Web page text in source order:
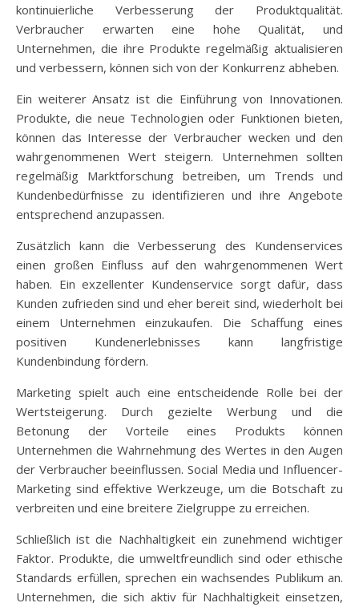
kontinuierliche Verbesserung der Produktqualität.
Verbraucher erwarten eine hohe Qualität, und
Unternehmen, die ihre Produkte regelmäßig aktualisieren
und verbessern, können sich von der Konkurrenz abheben.
Ein weiterer Ansatz ist die Einführung von Innovationen.
Produkte, die neue Technologien oder Funktionen bieten,
können das Interesse der Verbraucher wecken und den
wahrgenommenen Wert steigern. Unternehmen sollten
regelmäßig Marktforschung betreiben, um Trends und
Kundenbedürfnisse zu identifizieren und ihre Angebote
entsprechend anzupassen.
Zusätzlich kann die Verbesserung des Kundenservices
einen großen Einfluss auf den wahrgenommenen Wert
haben. Ein exzellenter Kundenservice sorgt dafür, dass
Kunden zufrieden sind und eher bereit sind, wiederholt bei
einem Unternehmen einzukaufen. Die Schaffung eines
positiven Kundenerlebnisses kann langfristige
Kundenbindung fördern.
Marketing spielt auch eine entscheidende Rolle bei der
Wertsteigerung. Durch gezielte Werbung und die
Betonung der Vorteile eines Produkts können
Unternehmen die Wahrnehmung des Wertes in den Augen
der Verbraucher beeinflussen. Social Media und Influencer-
Marketing sind effektive Werkzeuge, um die Botschaft zu
verbreiten und eine breitere Zielgruppe zu erreichen.
Schließlich ist die Nachhaltigkeit ein zunehmend wichtiger
Faktor. Produkte, die umweltfreundlich sind oder ethische
Standards erfüllen, sprechen ein wachsendes Publikum an.
Unternehmen, die sich aktiv für Nachhaltigkeit einsetzen,